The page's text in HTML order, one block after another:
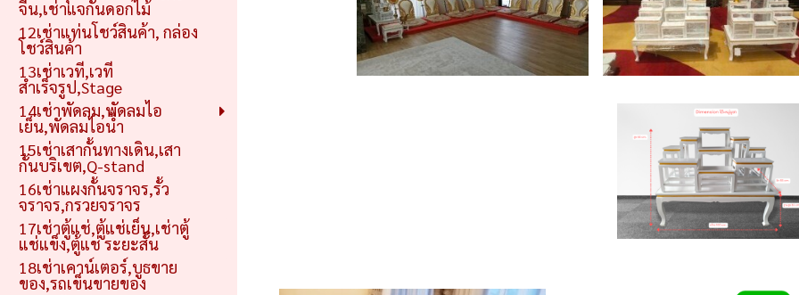
จีน,เช่าแจกันดอกไม้
12เช่าแท่นโชว์สินค้า, กล่อง
โชว์สินค้า
13เช่าเวที,เวที
สำเร็จรูป,Stage
14เช่าพัดลม,พัดลมไอ
เย็น,พัดลมไอน้ำ
15เช่าเสากั้นทางเดิน,เสา
กั้นบริเขต,Q-stand
16เช่าแผงกั้นจราจร,รั้ว
จราจร,กรวยจราจร
17เช่าตู้แช่,ตู้แช่เย็น,เช่าตู้
แช่แข็ง,ตู้แช่ ระยะสั้น
18เช่าเคาน์เตอร์,บูธขาย
ของ,รถเข็นขายของ